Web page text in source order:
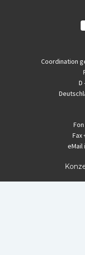
Coordination
D
Fon
Fax
eMail